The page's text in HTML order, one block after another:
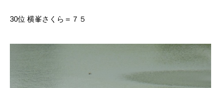
30位 横峯さくら＝７５